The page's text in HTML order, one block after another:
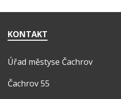
KONTAKT
Úřad městyse Čachrov
Čachrov 55